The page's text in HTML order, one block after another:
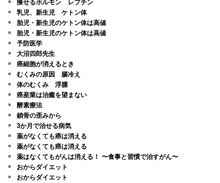
乳児、新生児 ケトン体
胎児・新生児のケトン体は高値
胎児・新生児のケトン体は高値
予防医学
大沼四郎先生
癌細胞が消えるとき
むくみの原因 腸冷え
体のむくみ 浮腫
癌産業は治癒を望まない
酵素療法
鎖骨の歪みから
3か月で治せる病気
薬がなくても癌は消える
薬がなくても癌は消える
薬はなくてもがんは消える！ 〜食事と習慣で治すがん〜
おからダイエット
おからダイエット